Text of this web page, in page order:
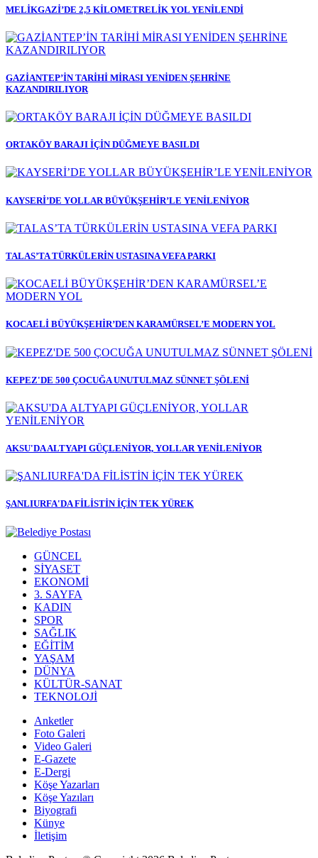
MELİKGAZİ’DE 2,5 KİLOMETRELİK YOL YENİLENDİ
GAZİANTEP’İN TARİHİ MİRASI YENİDEN ŞEHRİNE
KAZANDIRILIYOR
ORTAKÖY BARAJI İÇİN DÜĞMEYE BASILDI
KAYSERİ’DE YOLLAR BÜYÜKŞEHİR’LE YENİLENİYOR
TALAS’TA TÜRKÜLERİN USTASINA VEFA PARKI
KOCAELİ BÜYÜKŞEHİR’DEN KARAMÜRSEL’E MODERN YOL
KEPEZ'DE 500 ÇOCUĞA UNUTULMAZ SÜNNET ŞÖLENİ
AKSU'DA ALTYAPI GÜÇLENİYOR, YOLLAR YENİLENİYOR
ŞANLIURFA'DA FİLİSTİN İÇİN TEK YÜREK
GÜNCEL
SİYASET
EKONOMİ
3. SAYFA
KADIN
SPOR
SAĞLIK
EĞİTİM
YAŞAM
DÜNYA
KÜLTÜR-SANAT
TEKNOLOJİ
Anketler
Foto Galeri
Video Galeri
E-Gazete
E-Dergi
Köşe Yazarları
Köşe Yazıları
Biyografi
Künye
İletişim